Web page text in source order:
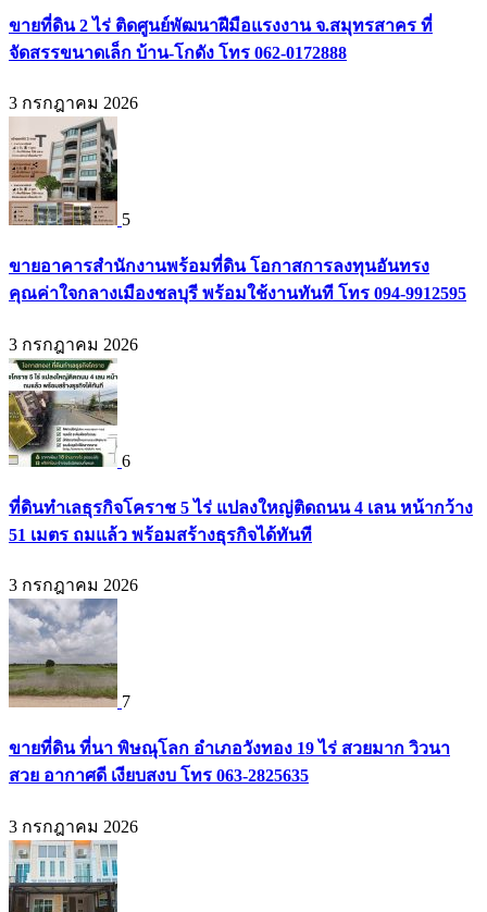
ขายที่ดิน 2 ไร่ ติดศูนย์พัฒนาฝีมือแรงงาน จ.สมุทรสาคร ที่
จัดสรรขนาดเล็ก บ้าน-โกดัง โทร 062-0172888
3 กรกฎาคม 2026
5
ขายอาคารสำนักงานพร้อมที่ดิน โอกาสการลงทุนอันทรง
คุณค่าใจกลางเมืองชลบุรี พร้อมใช้งานทันที โทร 094-9912595
3 กรกฎาคม 2026
6
ที่ดินทำเลธุรกิจโคราช 5 ไร่ แปลงใหญ่ติดถนน 4 เลน หน้ากว้าง
51 เมตร ถมแล้ว พร้อมสร้างธุรกิจได้ทันที
3 กรกฎาคม 2026
7
ขายที่ดิน ที่นา พิษณุโลก อำเภอวังทอง 19 ไร่ สวยมาก วิวนา
สวย อากาศดี เงียบสงบ โทร 063-2825635
3 กรกฎาคม 2026